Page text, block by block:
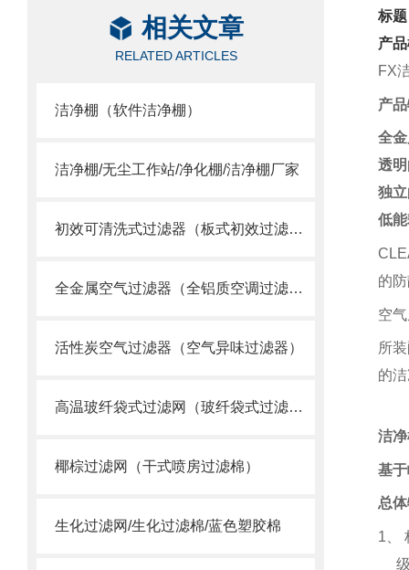
相关文章
RELATED ARTICLES
洁净棚（软件洁净棚）
洁净棚/无尘工作站/净化棚/洁净棚厂家
初效可清洗式过滤器（板式初效过滤网）
全金属空气过滤器（全铝质空调过滤网）
活性炭空气过滤器（空气异味过滤器）
高温玻纤袋式过滤网（玻纤袋式过滤器）
椰棕过滤网（干式喷房过滤棉）
生化过滤网/生化过滤棉/蓝色塑胶棉
标
产
FX
产
全
透
独
低
的
空
所
的
洁
基于
总
1